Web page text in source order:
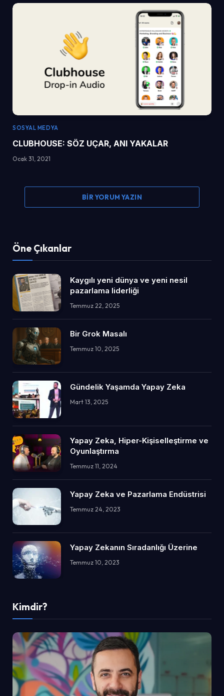
SOSYAL MEDYA
CLUBHOUSE: SÖZ UÇAR, ANI YAKALAR
Ocak 31, 2021
BIR YORUM YAZIN
Öne Çıkanlar
Kaygılı yeni dünya ve yeni nesil
pazarlama liderliği
Temmuz 22, 2025
Bir Grok Masalı
Temmuz 10, 2025
Gündelik Yaşamda Yapay Zeka
Mart 13, 2025
Yapay Zeka, Hiper-Kişiselleştirme ve
Oyunlaştırma
Temmuz 11, 2024
Yapay Zeka ve Pazarlama Endüstrisi
Temmuz 24, 2023
Yapay Zekanın Sıradanlığı Üzerine
Temmuz 10, 2023
Kimdir?